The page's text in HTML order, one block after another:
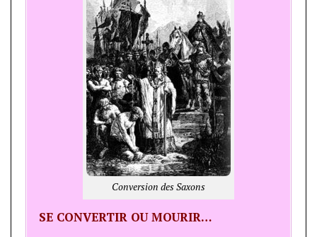
Conversion des Saxons
SE CONVERTIR OU MOURIR…